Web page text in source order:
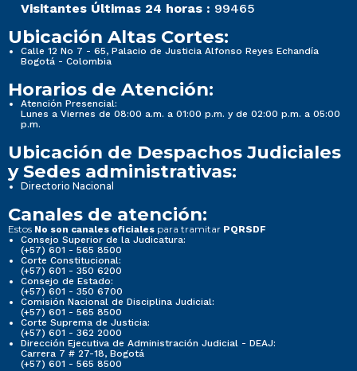
Visitantes Últimas 24 horas : 99465
Ubicación Altas Cortes:
Calle 12 No 7 - 65, Palacio de Justicia Alfonso Reyes Echandía
Bogotá - Colombia
Horarios de Atención:
Atención Presencial:
Lunes a Viernes de 08:00 a.m. a 01:00 p.m. y de 02:00 p.m. a 05:00
p.m.
Ubicación de Despachos Judiciales
y Sedes administrativas:
Directorio Nacional
Canales de atención:
Estos No son canales oficiales para tramitar PQRSDF
Consejo Superior de la Judicatura:
(+57) 601 - 565 8500
Corte Constitucional:
(+57) 601 - 350 6200
Consejo de Estado:
(+57) 601 - 350 6700
Comisión Nacional de Disciplina Judicial:
(+57) 601 - 565 8500
Corte Suprema de Justicia:
(+57) 601 - 362 2000
Dirección Ejecutiva de Administración Judicial - DEAJ:
Carrera 7 # 27-18, Bogotá
(+57) 601 - 565 8500